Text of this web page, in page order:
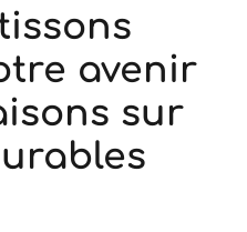
avenir
sur